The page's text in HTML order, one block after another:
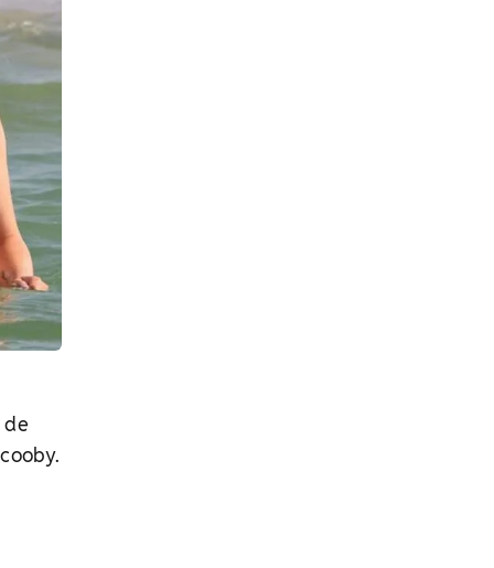
de